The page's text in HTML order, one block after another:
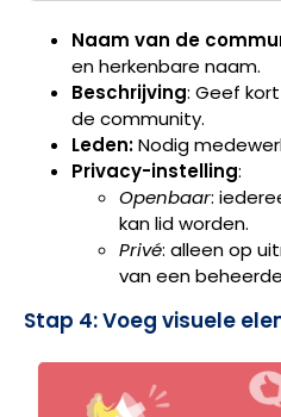
Naam van de
en herkenbare naam.
Beschrijving: Geef
de community.
Leden:Nodig
Privacy-instelling:
Openbaar:
kan lid worden.
Privé: alleen op
van een
Stap 4: Voeg visuele